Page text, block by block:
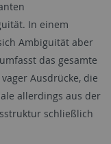
In einem
Ambiguität aber
das gesamte
Ausdrücke, die
allerdings aus der
schließlich